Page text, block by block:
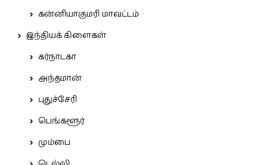
கன்னியாகுமரி மாவட்டம்
இந்தியக் கிளைகள்
கர்நாடகா
அந்தமான்
புதுச்சேரி
பெங்களூர்
மும்பை